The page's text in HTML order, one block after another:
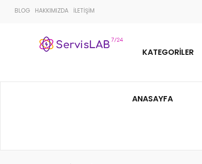
BLOG HAKKIMIZDA İLETİŞİM
KATEGORILER
ANASAYFA